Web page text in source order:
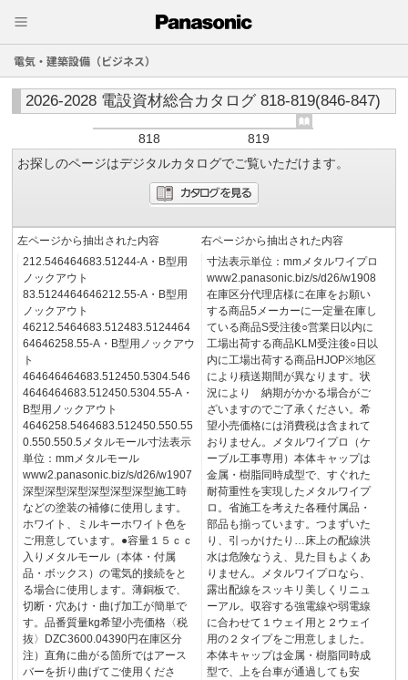
電気・建築設備（ビジネス）
2026-2028 電設資材総合カタログ 818-819(846-847)
818
819
お探しのページはデジタルカタログでご覧いただけます。
左ページから抽出された内容
212.546464683.51244-A・B型用
ノックアウト
83.5124464646212.55-A・B型用
ノックアウト
46212.5464683.512483.5124464
64646258.55-A・B型用ノックアウ
ト
464646464683.512450.5304.546
4646464683.512450.5304.55-A・
B型用ノックアウト
4646258.5464683.512450.550.55
0.550.550.5メタルモール寸法表示
単位：mmメタルモール
www2.panasonic.biz/s/d26/w1907
深型深型深型深型深型深型施工時
などの塗装の補修に使用します。
ホワイト、ミルキーホワイト色を
ご用意しています。●容量１５ｃｃ
入りメタルモール（本体・付属
品・ボックス）の電気的接続をと
る場合に使用します。薄銅板で、
切断・穴あけ・曲げ加工が簡単で
す。品番質量kg希望小売価格〈税
抜〉DZC3600.04390円在庫区分
注）直角に曲がる箇所ではアース
バーを折り曲げてご使用くださ
右ページから抽出された内容
寸法表示単位：mmメタルワイプロ
www2.panasonic.biz/s/d26/w1908
在庫区分代理店様に在庫をお願い
する商品5メーカーに一定量在庫し
ている商品S受注後○営業日以内に
工場出荷する商品KLM受注後○日以
内に工場出荷する商品HJOP※地区
により積送期間が異なります。状
況により 納期がかかる場合がご
ざいますのでご了承ください。希
望小売価格には消費税は含まれて
おりません。メタルワイプロ（ケ
ーブル工事専用）本体キャップは
金属・樹脂同時成型で、すぐれた
耐荷重性を実現したメタルワイプ
ロ。省施工を考えた各種付属品・
部品も揃っています。つまずいた
り、引っかけたり…床上の配線洪
水は危険なうえ、見た目もよくあ
りません。メタルワイプロなら、
露出配線をスッキリ美しくリニュ
ーアル。収容する強電線や弱電線
に合わせて１ウェイ用と２ウェイ
用の２タイプをご用意しました。
本体キャップは金属・樹脂同時成
型で、上を台車が通過しても安